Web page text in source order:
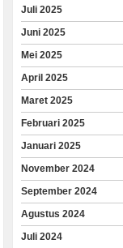
Juli 2025
Juni 2025
Mei 2025
April 2025
Maret 2025
Februari 2025
Januari 2025
November 2024
September 2024
Agustus 2024
Juli 2024